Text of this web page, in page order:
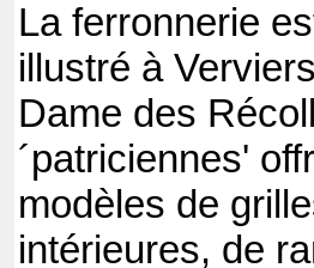
La ferronnerie
illustré à
Dame des
´patriciennes'
modèles de
intérieures, de